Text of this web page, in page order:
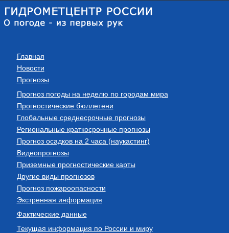
Главная
Новости
Прогнозы
Прогноз погоды на неделю по городам мира
Прогностические бюллетени
Глобальные среднесрочные прогнозы
Региональные краткосрочные прогнозы
Прогноз осадков на 2 часа (наукастинг)
Видеопрогнозы
Приземные прогностические карты
Другие виды прогнозов
Прогноз пожароопасности
Экстренная информация
Фактические данные
Текущая информация по России и миру